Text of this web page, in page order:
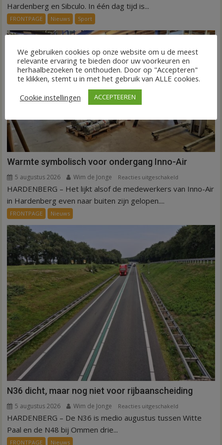
kunstgras
in
Hardenberg
en
Hardenberg en Sibculo. In één dag tijd is...
FRONTPAGE Nieuws Sport
Warmte symbolisch voor ondergang Inno-Air
5 augustus 2026 Wim de Jonge Reacties uitgeschakeld
Warmte
Inno-
HARDENBERG – Het lijkt alsof de medewerkers van Inno-Air
in Hardenberg even naar buiten zijn gelopen....
FRONTPAGE Nieuws
N36 dicht, maar nog niet voor rijbaanscheiding
5 augustus 2026 Wim de Jonge Reacties uitgeschakeld
N36
HARDENBERG – De N36 is medio augustus tussen Witte
Paal en de N48 bij Ommen drie...
FRONTPAGE Nieuws
We gebruiken cookies op onze website om u de meest
relevante ervaring te bieden door uw voorkeuren en
herhaalbezoeken te onthouden. Door op "Accepteren"
te klikken, stemt u in met het gebruik van ALLE cookies.
Cookie instellingen
ACCEPTEEREN